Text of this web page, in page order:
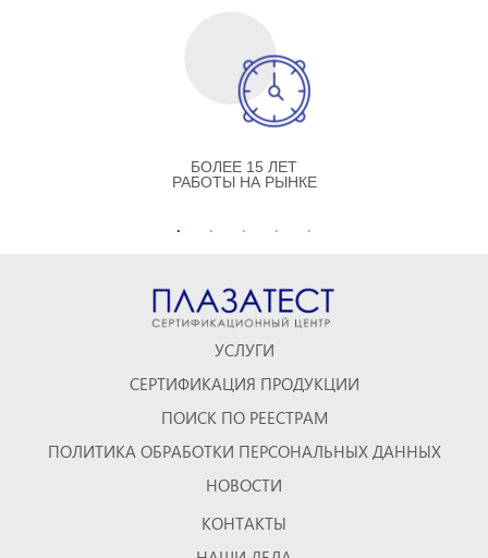
БОЛЕЕ 15 ЛЕТ
РАБОТЫ НА РЫНКЕ
УСЛУГИ
СЕРТИФИКАЦИЯ ПРОДУКЦИИ
ПОИСК ПО РЕЕСТРАМ
ПОЛИТИКА ОБРАБОТКИ ПЕРСОНАЛЬНЫХ ДАННЫХ
НОВОСТИ
КОНТАКТЫ